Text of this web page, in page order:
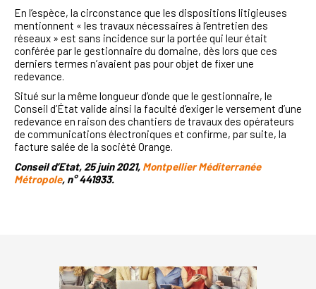
En l’espèce, la circonstance que les dispositions litigieuses
mentionnent « les travaux nécessaires à l’entretien des
réseaux » est sans incidence sur la portée qui leur était
conférée par le gestionnaire du domaine, dès lors que ces
derniers termes n’avaient pas pour objet de fixer une
redevance.
Situé sur la même longueur d’onde que le gestionnaire, le
Conseil d’État valide ainsi la faculté d’exiger le versement d’une
redevance en raison des chantiers de travaux des opérateurs
de communications électroniques et confirme, par suite, la
facture salée de la société Orange.
Conseil d’Etat, 25 juin 2021, Montpellier Méditerranée
Métropole, n° 441933.